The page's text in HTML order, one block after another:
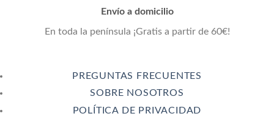
Envío a domicilio
En toda la península ¡Gratis a partir de 60€!
PREGUNTAS FRECUENTES
SOBRE NOSOTROS
POLÍTICA DE PRIVACIDAD